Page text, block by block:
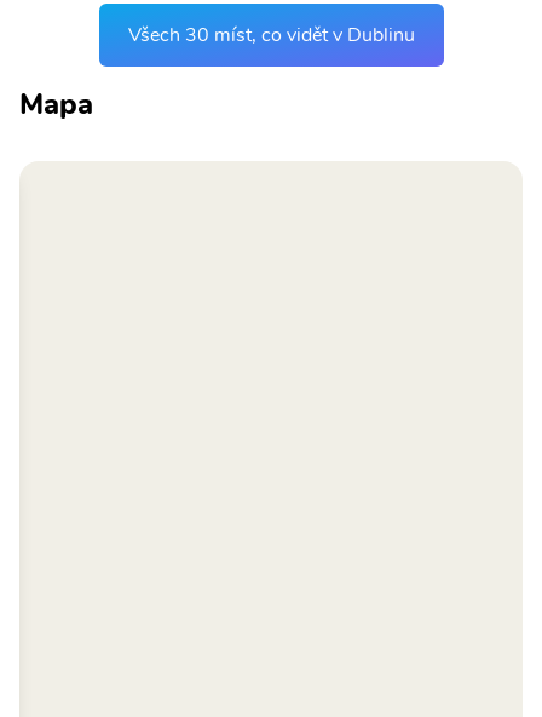
Všech 30 míst, co vidět v Dublinu
Mapa